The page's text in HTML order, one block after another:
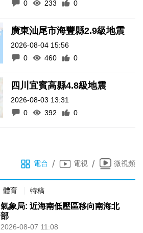
0 233 0
廣東汕尾市海豐縣2.9級地震
2026-08-04 15:56
0
460 0
四川宜賓高縣4.8級地震
2026-08-03 13:31
0
392 0
電台 / 電視 / 微視頻
體育 特稿
氣象局: 近海南低壓區移向南海北
部
2026-08-07 11:08